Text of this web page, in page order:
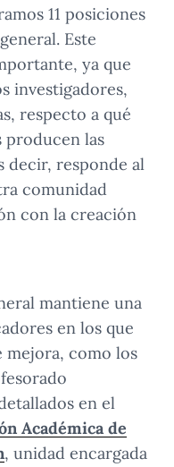
11 posiciones
Este
ya que
investigadores,
respecto a qué
las
decir, responde al
comunidad
con la creación
mantiene una
en los que
mejora, como los
en el
Académica de
, unidad encargada